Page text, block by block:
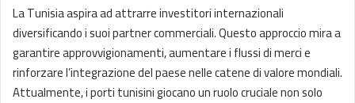
La Tunisia aspira ad attrarre investitori internazionali
diversificando i suoi partner commerciali. Questo approccio mira a
garantire approvvigionamenti, aumentare i flussi di merci e
rinforzare l’integrazione del paese nelle catene di valore mondiali.
Attualmente, i porti tunisini giocano un ruolo cruciale non solo